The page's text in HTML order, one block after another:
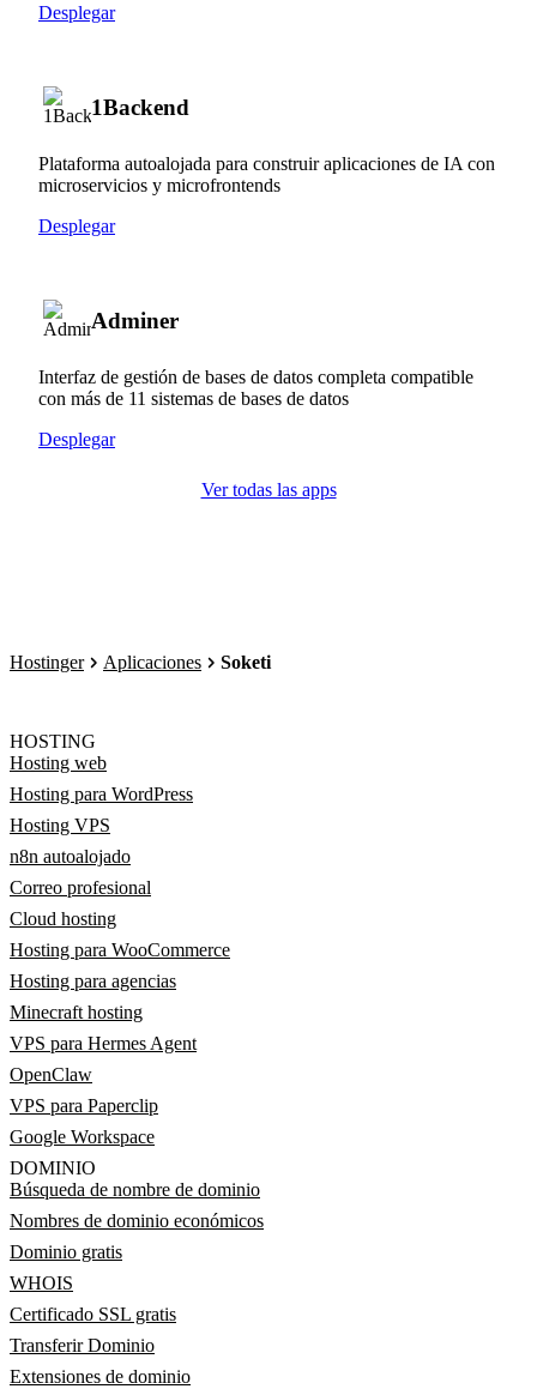
Desplegar
1Backend
Plataforma autoalojada para construir aplicaciones de IA con
microservicios y microfrontends
Desplegar
Adminer
Interfaz de gestión de bases de datos completa compatible
con más de 11 sistemas de bases de datos
Desplegar
Ver todas las apps
Hostinger Aplicaciones Soketi
HOSTING
Hosting web
Hosting para WordPress
Hosting VPS
n8n autoalojado
Correo profesional
Cloud hosting
Hosting para WooCommerce
Hosting para agencias
Minecraft hosting
VPS para Hermes Agent
OpenClaw
VPS para Paperclip
Google Workspace
DOMINIO
Búsqueda de nombre de dominio
Nombres de dominio económicos
Dominio gratis
WHOIS
Certificado SSL gratis
Transferir Dominio
Extensiones de dominio